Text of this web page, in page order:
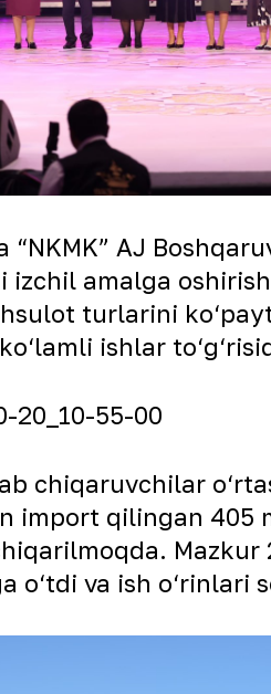
AJ
amalga
turlarini
ishlar
chiqaruvchilar
import qilingan
Mazkur
va ish o‘rinlari